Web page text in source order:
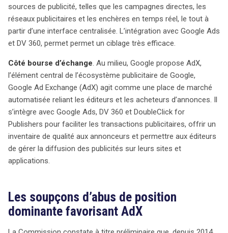
sources de publicité, telles que les campagnes directes, les
réseaux publicitaires et les enchères en temps réel, le tout à
partir d’une interface centralisée. L’intégration avec Google Ads
et DV 360, permet permet un ciblage très efficace.
Côté bourse d’échange. Au milieu, Google propose AdX,
l’élément central de l’écosystème publicitaire de Google,
Google Ad Exchange (AdX) agit comme une place de marché
automatisée reliant les éditeurs et les acheteurs d’annonces. Il
s’intègre avec Google Ads, DV 360 et DoubleClick for
Publishers pour faciliter les transactions publicitaires, offrir un
inventaire de qualité aux annonceurs et permettre aux éditeurs
de gérer la diffusion des publicités sur leurs sites et
applications.
Les soupçons d’abus de position
dominante favorisant AdX